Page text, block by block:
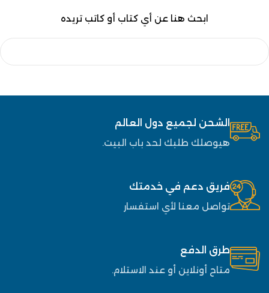
ابحث هنا عن أي كتاب أو كاتب تريده
الشحن لجميع دول العالم
هيوصلك طلبك لحد باب البيت.
فريق دعم في خدمتك
تواصل معنا لأي استفسار
طرق الدفع
متاح أونلاين أو عند الاستلام.